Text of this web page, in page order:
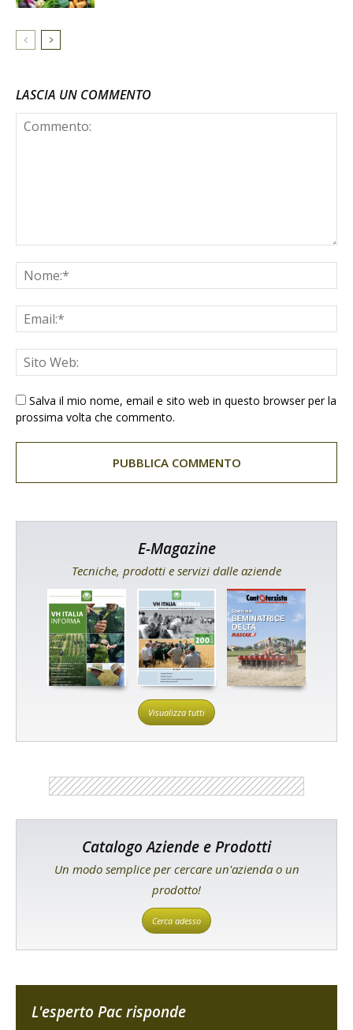
LASCIA UN COMMENTO
Salva il mio nome, email e sito web in questo browser per la
prossima volta che commento.
E-Magazine
Tecniche, prodotti e servizi dalle aziende
Visualizza tutti
Catalogo Aziende e Prodotti
Un modo semplice per cercare un'azienda o un
prodotto!
Cerca adesso
L'esperto Pac risponde